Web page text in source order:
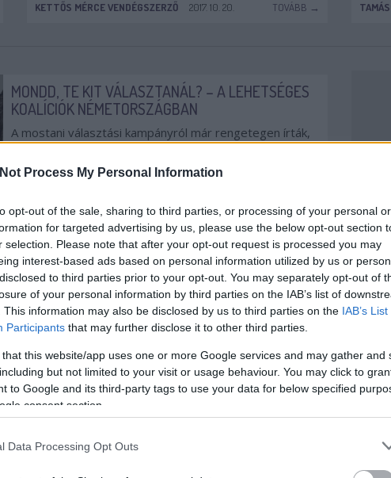
Process My Personal Information
opt-out of the sale, sharing to third parties, or processing of your personal or
for targeted advertising by us, please use the below opt-out section
selection. Please note that after your opt-out request is processed you may
interest-based ads based on personal information utilized by us or
to third parties prior to your opt-out. You may separately opt-out of
of your personal information by third parties on the IAB’s list of
This information may also be disclosed by us to third parties on the IAB’s
Participants that may further disclose it to other third parties.
that this website/app uses one or more Google services and may gather and
but not limited to your visit or usage behaviour. You may click to
to Google and its third-party tags to use your data for below specified
consent section.
Data Processing Opt Outs
KETTŐS MÉRCE VENDÉGSZERZŐ
2017. 10. 20. TOVÁBB →
MONDD, TE KIT VÁLASZTANÁL? – A LEHETSÉGES
KOALÍCIÓK NÉMETORSZÁGBAN
A mostani választási kampányról már rengetegen írták,
kampányától be lehet aludni. De ha megnézzük a
lehetséges koalíciókat, akár még egész váratlan...
VÁLASZTÁS KÜLFÖLD NÉMETORSZÁG
LANGOWSKI JUDITH
2017. 09. 22. TOVÁBB →
SZUPERHŐS, BÁRÁNYBŐRBE BÚJT FARKAS VAGY
A NÉMET EXPORTŐRÖK ÜGYNÖKE? ANGELA
MERKEL ÚJRÁZNA
liberális? A felvilágosult értékek őrzője? Vagy csak egy
hatalmas blöff? Mégis mit gondoljunk a hamarosan –...
VÁLASZTÁS KONZERVATIV